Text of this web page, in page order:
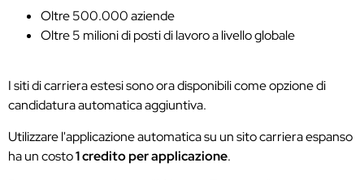
Oltre 500.000 aziende
Oltre 5 milioni di posti di lavoro a livello globale
I siti di carriera estesi sono ora disponibili come opzione di
candidatura automatica aggiuntiva.
Utilizzare l'applicazione automatica su un sito carriera espanso
ha un costo1 credito per applicazione.